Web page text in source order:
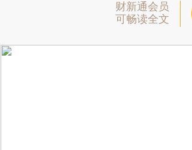
财新通会员
可畅读全文